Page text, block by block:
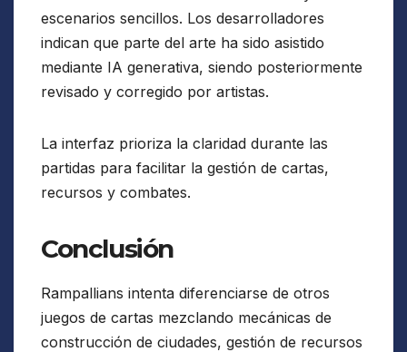
escenarios sencillos. Los desarrolladores
indican que parte del arte ha sido asistido
mediante IA generativa, siendo posteriormente
revisado y corregido por artistas.
La interfaz prioriza la claridad durante las
partidas para facilitar la gestión de cartas,
recursos y combates.
Conclusión
Rampallians intenta diferenciarse de otros
juegos de cartas mezclando mecánicas de
construcción de ciudades, gestión de recursos